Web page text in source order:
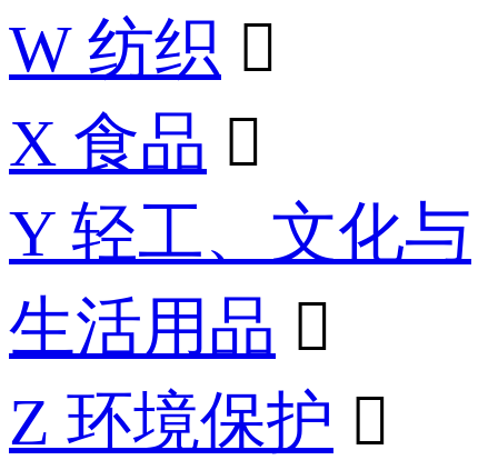
W 纺织 
X 食品 
Y 轻工、文化与
生活用品 
Z 环境保护 